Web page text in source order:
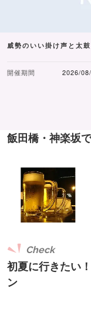
威勢のいい掛け声と太
開催期間 2026/
飯田橋・神楽坂
初夏に行きたい
ン
Check